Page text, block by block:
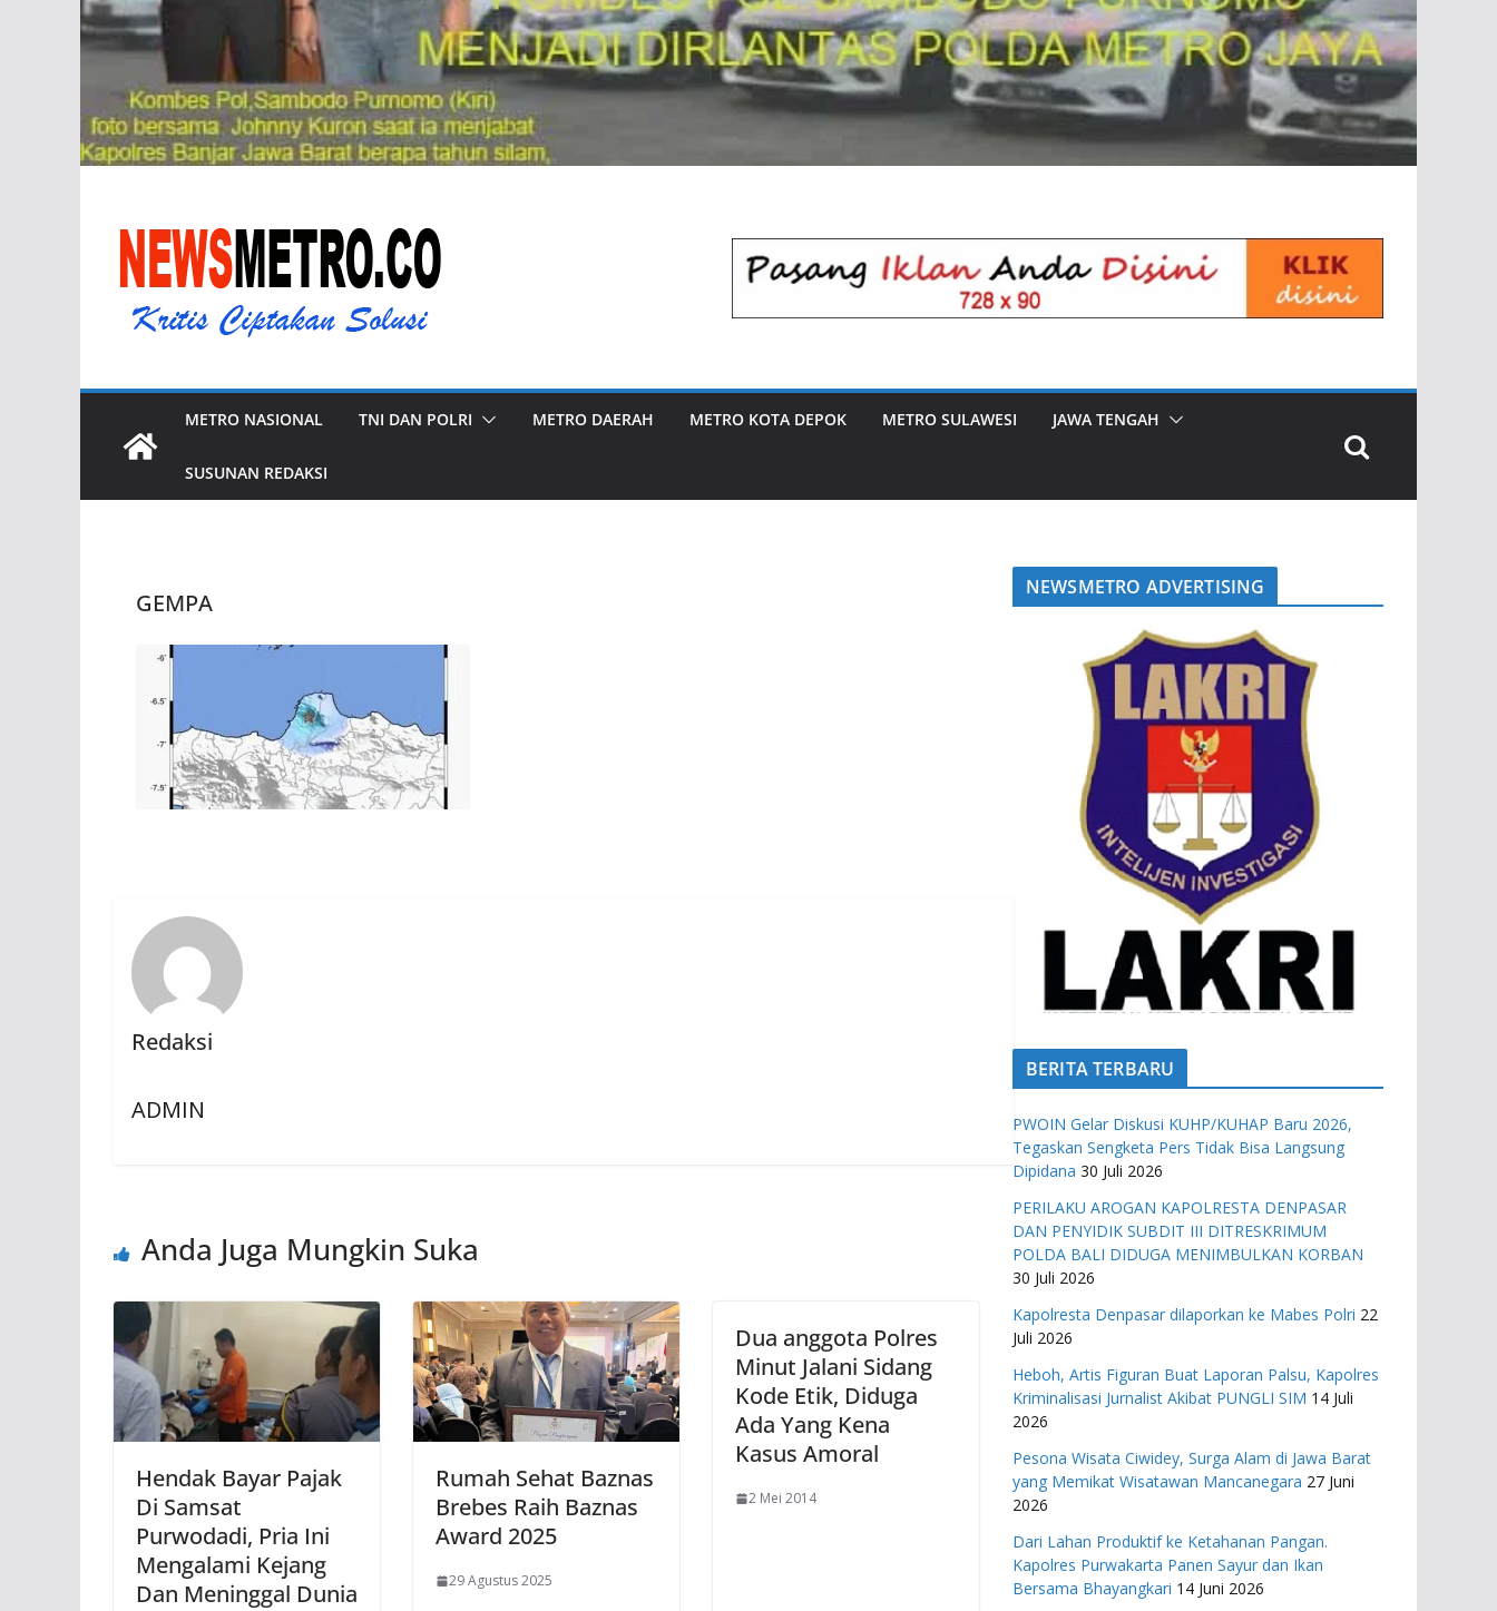
METRO NASIONAL TNI DAN POLRI METRO DAERAH METRO KOTA DEPOK METRO SULAWESI JAWA TENGAH
SUSUNAN REDAKSI
GEMPA
Redaksi
ADMIN
Anda Juga Mungkin Suka
Hendak Bayar Pajak
Di Samsat
Purwodadi, Pria Ini
Mengalami Kejang
Dan Meninggal Dunia
Rumah Sehat Baznas
Brebes Raih Baznas
Award 2025
29 Agustus 2025
Dua anggota Polres
Minut Jalani Sidang
Kode Etik, Diduga
Ada Yang Kena
Kasus Amoral
2 Mei 2014
NEWSMETRO ADVERTISING
BERITA TERBARU
PWOIN Gelar Diskusi KUHP/KUHAP Baru 2026,
Tegaskan Sengketa Pers Tidak Bisa Langsung
Dipidana 30 Juli 2026
PERILAKU AROGAN KAPOLRESTA DENPASAR
DAN PENYIDIK SUBDIT III DITRESKRIMUM
POLDA BALI DIDUGA MENIMBULKAN KORBAN
30 Juli 2026
Kapolresta Denpasar dilaporkan ke Mabes Polri 22
Juli 2026
Heboh, Artis Figuran Buat Laporan Palsu, Kapolres
Kriminalisasi Jurnalist Akibat PUNGLI SIM 14 Juli
2026
Pesona Wisata Ciwidey, Surga Alam di Jawa Barat
yang Memikat Wisatawan Mancanegara 27 Juni
2026
Dari Lahan Produktif ke Ketahanan Pangan.
Kapolres Purwakarta Panen Sayur dan Ikan
Bersama Bhayangkari 14 Juni 2026